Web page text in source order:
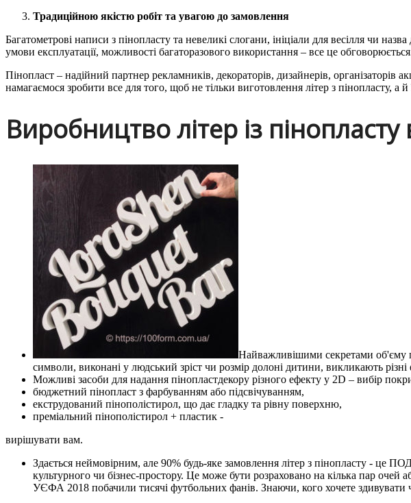
Традиційною якістю робіт та увагою до замовлення
Багатометрові написи з пінопласту та невеликі слогани, ініціали для весілля чи
умови експлуатації, можливості багаторазового використання – все це
Пінопласт – надійний партнер рекламників, декораторів, дизайнерів,
намагаємося зробити все для того, щоб не тільки виготовлення літер з пінопласту, а
Виробництво літер із
Найважливішими секретами об'єму
символи, виконані у людський зріст чи розмір долоні дитини, викликають різні
Можливі засоби для надання пінопластдекору різного ефекту у 2D – вибір
бюджетний пінопласт з фарбуванням або підсвічуванням,
екструдований пінополістирол, що дає гладку та рівну поверхню,
преміальний пінополістирол + пластик -
вирішувати вам.
Здається неймовірним, але 90% будь-яке замовлення літер з пінопласту - це
культурного чи бізнес-простору. Це може бути розраховано на кілька пар
УЄФА 2018 побачили тисячі футбольних фанів. Знаючи, кого хочете